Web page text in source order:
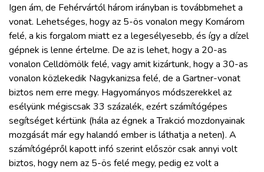
Igen ám, de Fehérvártól három irányban is továbbmehet a
vonat. Lehetséges, hogy az 5-ös vonalon megy Komárom
felé, a kis forgalom miatt ez a legesélyesebb, és így a dízel
gépnek is lenne értelme. De az is lehet, hogy a 20-as
vonalon Celldömölk felé, vagy amit kizártunk, hogy a 30-as
vonalon közlekedik Nagykanizsa felé, de a Gartner-vonat
biztos nem erre megy. Hagyományos módszerekkel az
esélyünk mégiscsak 33 százalék, ezért számítógépes
segítséget kértünk (hála az égnek a Trakció mozdonyainak
mozgását már egy halandó ember is láthatja a neten). A
számítógépről kapott infó szerint először csak annyi volt
biztos, hogy nem az 5-ös felé megy, pedig ez volt a